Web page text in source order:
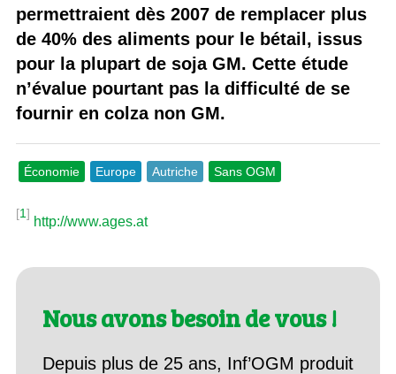
permettraient dès 2007 de remplacer plus
de 40% des aliments pour le bétail, issus
pour la plupart de soja GM. Cette étude
n’évalue pourtant pas la difficulté de se
fournir en colza non GM.
Économie Europe Autriche Sans OGM
[1]
http://www.ages.at
Nous avons besoin de vous !
Depuis plus de 25 ans, Inf’OGM produit